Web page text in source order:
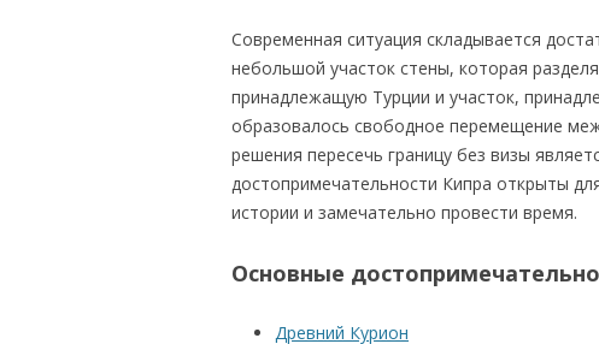
Современная ситуация складывается
небольшой участок стены, которая
принадлежащую Турции и участок,
образовалось свободное перемещение
решения пересечь границу без визы
достопримечательности Кипра открыты
истории и замечательно провести время.
Основные
Древний Курион